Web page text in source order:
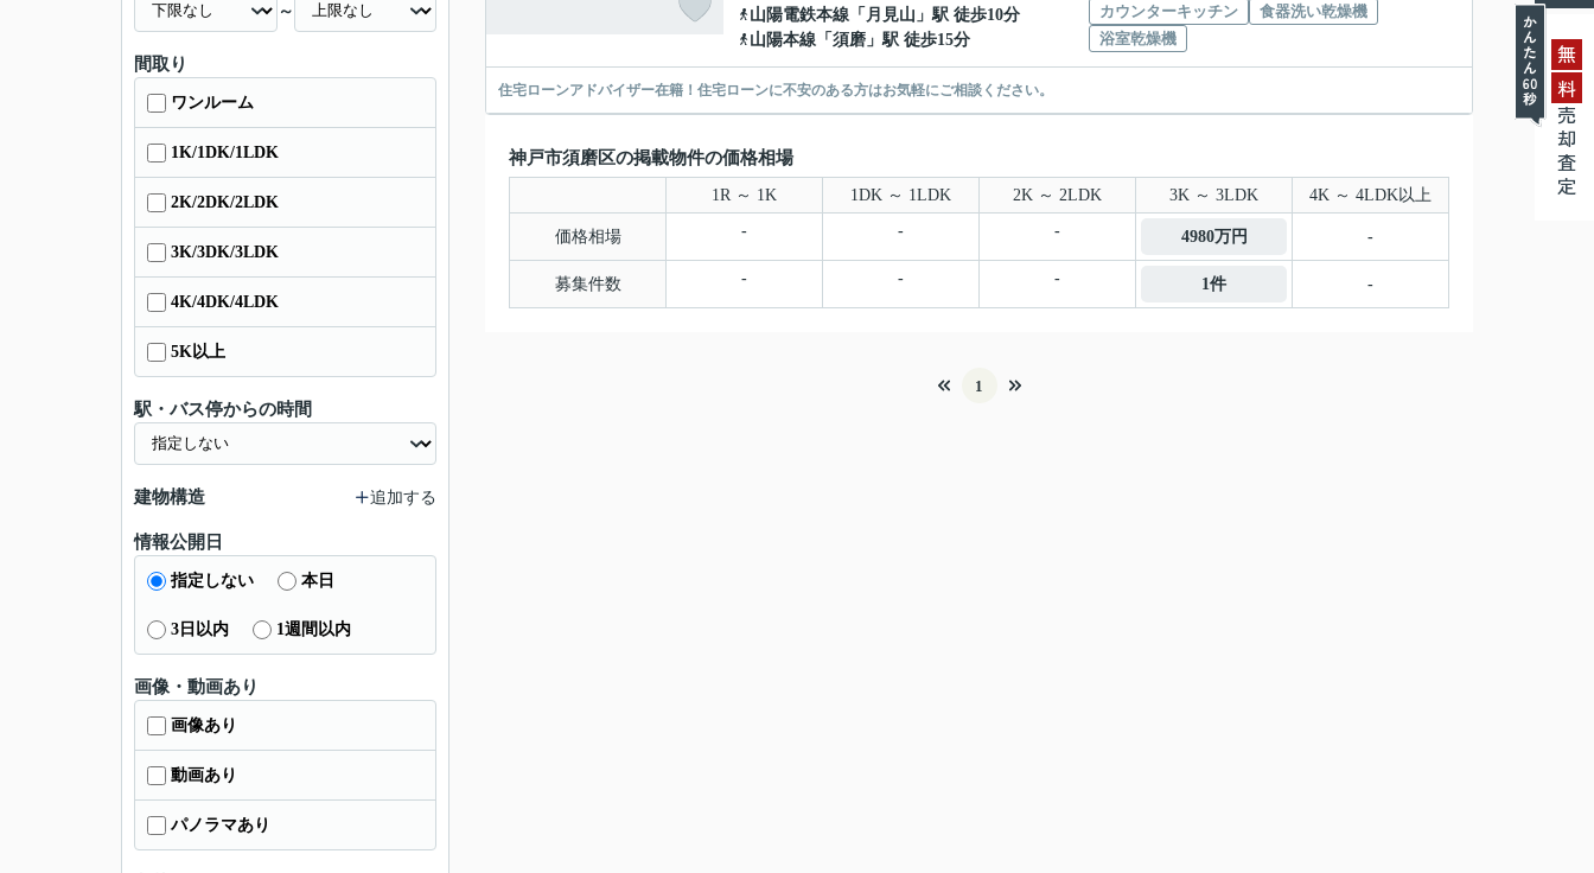
無
料
売却査定
山陽電鉄本線 「 月見山 」駅 徒歩10分
山陽本線 「 須磨 」駅 徒歩15分
カウンターキッチン
食器洗い乾燥機
浴室乾燥機
住宅ローンアドバイザー在籍！住宅ローンに不安のある方はお気軽にご相談ください。
神戸市須磨区の掲載物件の価格相場
1R ～ 1K 1DK ～ 1LDK 2K ～ 2LDK 3K ～ 3LDK 4K ～ 4LDK以上
価格相場 - - - 4980万円 -
募集件数 - - - 1件 -
1
～
間取り
ワンルーム
1K/1DK/1LDK
2K/2DK/2LDK
3K/3DK/3LDK
4K/4DK/4LDK
5K以上
駅・バス停からの時間
建物構造 追加する
情報公開日
指定しない 本日
3日以内 1週間以内
画像・動画あり
画像あり
動画あり
パノラマあり